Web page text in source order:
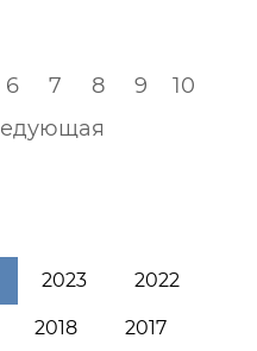
6 7 8 9
10
2023 2022
2018 2017